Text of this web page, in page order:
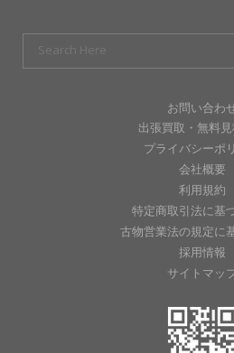
お問い合わ
出張買取・無料見
プライバシーポ
会社概要
利用規約
特定商取引法に基
古物営業法の規定に
採用情報
サイトマッ